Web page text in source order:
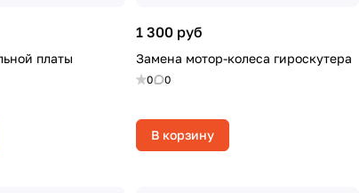
платы
1 300 руб
Замена мотор-колеса гироскутера
0 0
В корзину